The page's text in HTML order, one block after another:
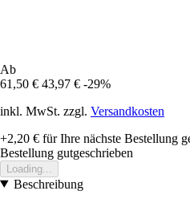
Ab
61,50 € 43,97 € -29%
inkl. MwSt. zzgl. Versandkosten
+2,20 € für Ihre nächste Bestellung
Bestellung gutgeschrieben
Loading...
Beschreibung